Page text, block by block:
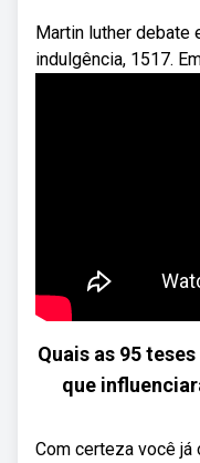
Martin luther debate
indulgência, 1517.
Quais as 95
que
Com certeza você